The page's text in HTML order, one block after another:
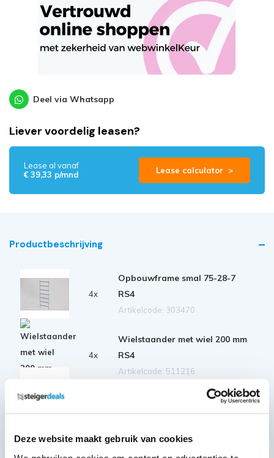
Deze website maakt gebruik van cookies
Deel via Whatsapp
Liever voordelig leasen?
Lease al vanaf
€ 39,33 p/mnd
Lease calculator >
Productbeschrijving
4x
Opbouwframe smal 75-28-7
RS4
Artikelcode: 303470
4x
Wielstaander met wiel 200 mm
RS4
Artikelcode: 511216
3x
Safe-Quick Guardrail 185 RS